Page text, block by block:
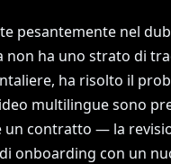
pesantemente nel
non ha uno strato di
ha risolto il
multilingue sono
un contratto — la
onboarding con un